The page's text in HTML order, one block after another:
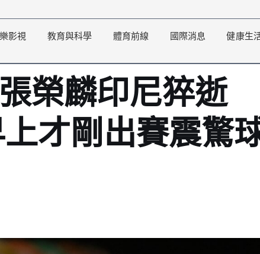
影視 教育與科學 體育前線 國際消息 健康生
榮麟印尼猝逝
才剛出賽震驚